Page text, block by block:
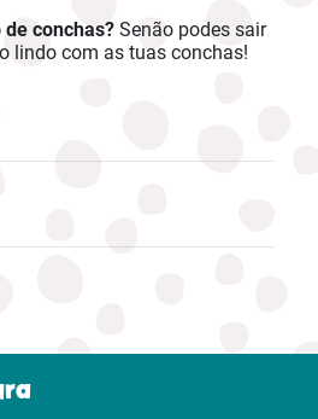
conchas? Senão podes sair
lindo com as tuas conchas!